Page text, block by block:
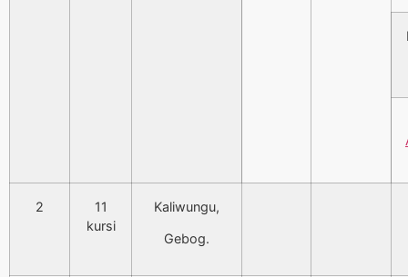
2
11
kursi
Kaliwungu,
Gebog.